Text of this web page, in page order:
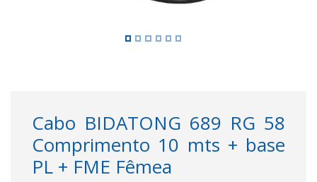
Cabo BIDATONG 689 RG 58
Comprimento 10 mts + base
PL + FME Fêmea